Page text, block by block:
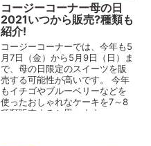
コージーコーナー母の日
2021いつから販売?種類も
紹介!
コージーコーナーでは、今年も5
月7日（金）から5月9日（日）ま
で、母の日限定のスイーツを販
売する可能性が高いです。 今年
もイチゴやブルーベリーなどを
使ったおしゃれなケーキを7～8
種類販売すると思います。 コー